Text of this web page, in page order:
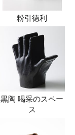
粉引徳利
黒陶 喝采のスペー
ス